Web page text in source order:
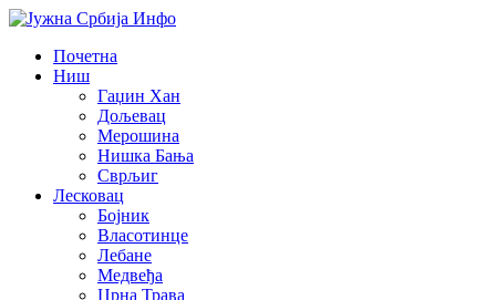
Почетна
Ниш
Гаџин Хан
Дољевац
Мерошина
Нишка Бања
Сврљиг
Лесковац
Бојник
Власотинце
Лебане
Медвеђа
Црна Трава